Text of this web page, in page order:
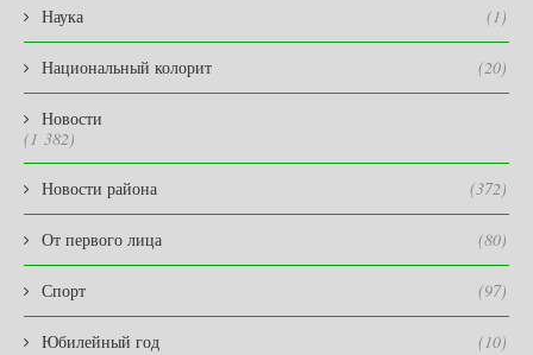
Наука (1)
Национальный колорит (20)
Новости
(1 382)
Новости района (372)
От первого лица (80)
Спорт (97)
Юбилейный год (10)